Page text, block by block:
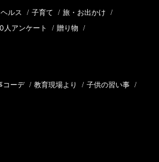
ヘルス / 子育て / 旅・お出かけ /
人アンケート / 贈り物 /
コーデ / 教育現場より / 子供の習い事 /